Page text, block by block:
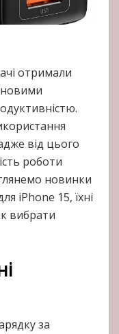
отримали
новими
від цього
роботи
новинки
iPhone 15, їхні
вибрати
за